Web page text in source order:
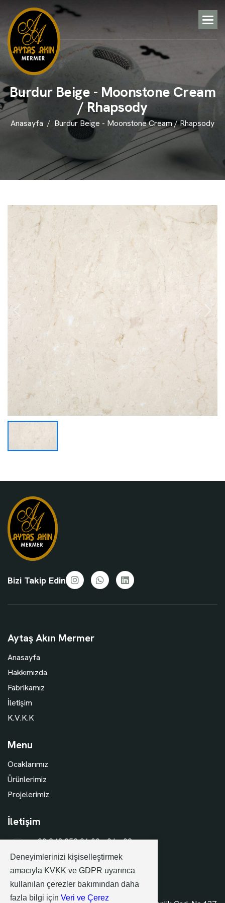
Burdur Beige - Moonstone Cream
/ Rhapsody
Anasayfa Burdur Beige - Moonstone Cream / Rhapsody
Bizi Takip Edin
Aytaş Akın Mermer
Anasayfa
Hakkımızda
Fabrikamız
İletişim
K.V.K.K
Menu
Ocaklarımız
Ürünlerimiz
Projelerimiz
İletişim
+90 248 252 96 00 - 01 - 02
+90 248 252 99 98 (Faks)
info@aytasakinmermer.com
Deneyimlerinizi kişiselleştirmek
amacıyla KVKK ve GDPR uyarınca
kullanılan çerezler bakımından daha
fazla bilgi için Veri ve Çerez